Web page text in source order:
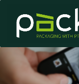
Skip to Content